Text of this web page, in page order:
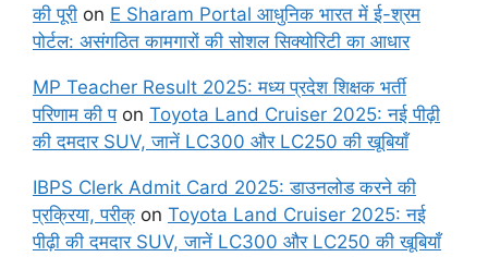
की पूरी on E Sharam Portal आधुनिक भारत में ई-श्रम
पोर्टल: असंगठित कामगारों की सोशल सिक्योरिटी का आधार
MP Teacher Result 2025: मध्य प्रदेश शिक्षक भर्ती
परिणाम की पon Toyota Land Cruiser 2025: नई पीढ़ी
की दमदार SUV, जानें LC300 और LC250 की खूबियाँ
IBPS Clerk Admit Card 2025: डाउनलोड करने की
प्रक्रिया, परीक् on Toyota Land Cruiser 2025: नई
पीढ़ी की दमदार SUV, जानें LC300 और LC250 की खूबियाँ